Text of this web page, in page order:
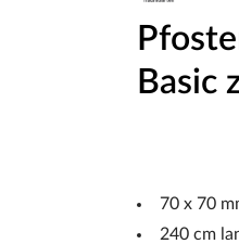
Basic
70 x 70
240 cm